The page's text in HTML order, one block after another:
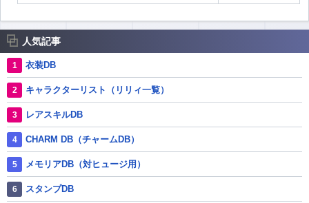
人気記事
衣装DB
キャラクターリスト（リリィ一覧）
レアスキルDB
CHARM DB（チャームDB）
メモリアDB（対ヒュージ用）
スタンプDB